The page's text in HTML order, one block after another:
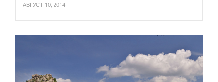
АВГУСТ 10, 2014